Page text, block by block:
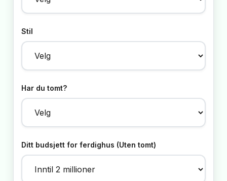
Stil
Har du tomt?
Ditt budsjett for ferdighus (Uten tomt)